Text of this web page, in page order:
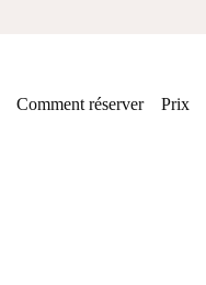
Comment réserver Prix